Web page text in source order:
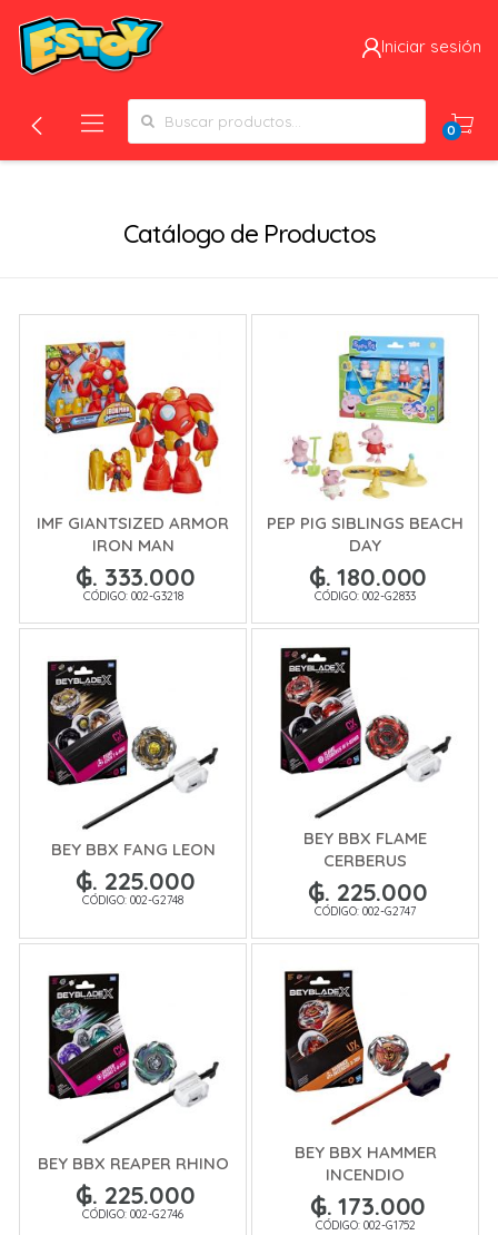
Iniciar sesión
Search for:
0
Catálogo de Productos
IMF GIANTSIZED ARMOR
IRON MAN
₲. 333.000
CÓDIGO: 002-G3218
PEP PIG SIBLINGS BEACH
DAY
₲. 180.000
CÓDIGO: 002-G2833
BEY BBX FANG LEON
₲. 225.000
CÓDIGO: 002-G2748
BEY BBX FLAME
CERBERUS
₲. 225.000
CÓDIGO: 002-G2747
BEY BBX REAPER RHINO
₲. 225.000
CÓDIGO: 002-G2746
BEY BBX HAMMER
INCENDIO
₲. 173.000
CÓDIGO: 002-G1752